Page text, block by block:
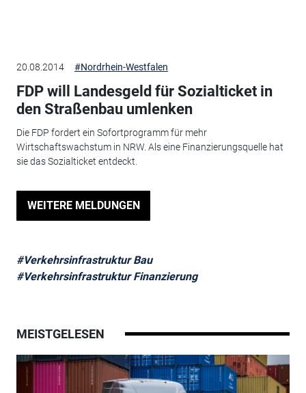
20.08.2014 #Nordrhein-Westfalen
FDP will Landesgeld für Sozialticket in
den Straßenbau umlenken
Die FDP fordert ein Sofortprogramm für mehr
Wirtschaftswachstum in NRW. Als eine Finanzierungsquelle hat
sie das Sozialticket entdeckt.
WEITERE MELDUNGEN
#Verkehrsinfrastruktur Bau
#Verkehrsinfrastruktur Finanzierung
MEISTGELESEN